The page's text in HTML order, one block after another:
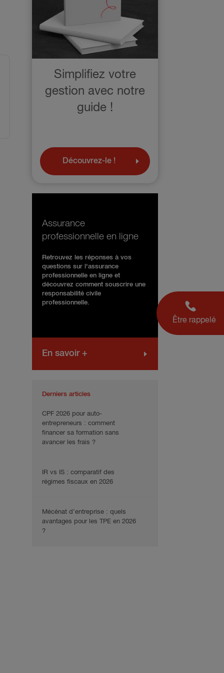
Être rappelé
Simplifiez votre
gestion avec notre
guide !
Découvrez-le !
Assurance
professionnelle en ligne
Retrouvez les réponses à vos
questions sur l'assurance
professionnelle en ligne et
découvrez comment souscrire une
responsabilité civile
professionnelle.
En savoir +
Derniers articles
CPF 2026 pour auto-
entrepreneurs : comment
financer sa formation sans
avancer les frais ?
IR vs IS : comparatif des
régimes fiscaux en 2026
Mécénat d’entreprise : quels
avantages pour les TPE en 2026
?